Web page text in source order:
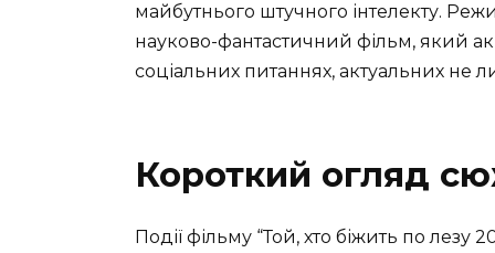
майбутнього штучного інтелекту.
науково-фантастичний фільм, який
соціальних питаннях, актуальних не
Короткий огляд
Події фільму “Той, хто біжить по лезу